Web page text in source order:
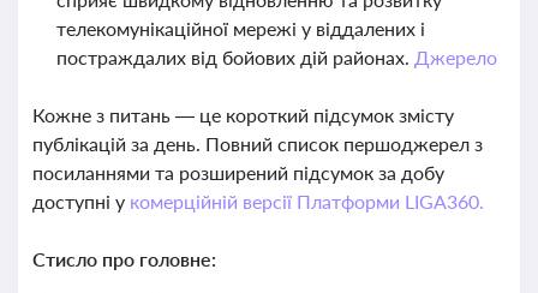
телекомунікаційної мережі у віддалених і
постраждалих від бойових дій районах. Джерело
Кожне з питань — це короткий підсумок змісту
публікацій за день. Повний список першоджерел з
посиланнями та розширений підсумок за добу
доступні у комерційній версії Платформи LIGA360.
Стисло про головне: